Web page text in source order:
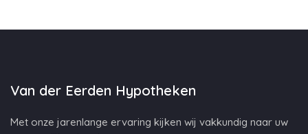
Van der Eerden Hypotheken
Met onze jarenlange ervaring kijken wij vakkundig naar uw